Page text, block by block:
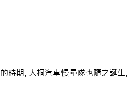
時期，大桐汽車慢壘隊也隨之誕生